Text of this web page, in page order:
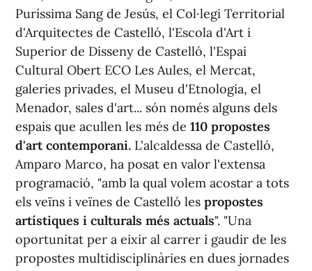
Puríssima Sang de Jesús, el Col·legi Territorial
d'Arquitectes de Castelló, l'Escola d'Art i
Superior de Disseny de Castelló, l'Espai
Cultural Obert ECO Les Aules, el Mercat,
galeries privades, el Museu d'Etnologia, el
Menador, sales d'art... són només alguns dels
espais que acullen les més de 110 propostes
d'art contemporani. L'alcaldessa de Castelló,
Amparo Marco, ha posat en valor l'extensa
programació, "amb la qual volem acostar a tots
els veïns i veïnes de Castelló les propostes
artístiques i culturals més actuals". "Una
oportunitat per a eixir al carrer i gaudir de les
propostes multidisciplinàries en dues jornades